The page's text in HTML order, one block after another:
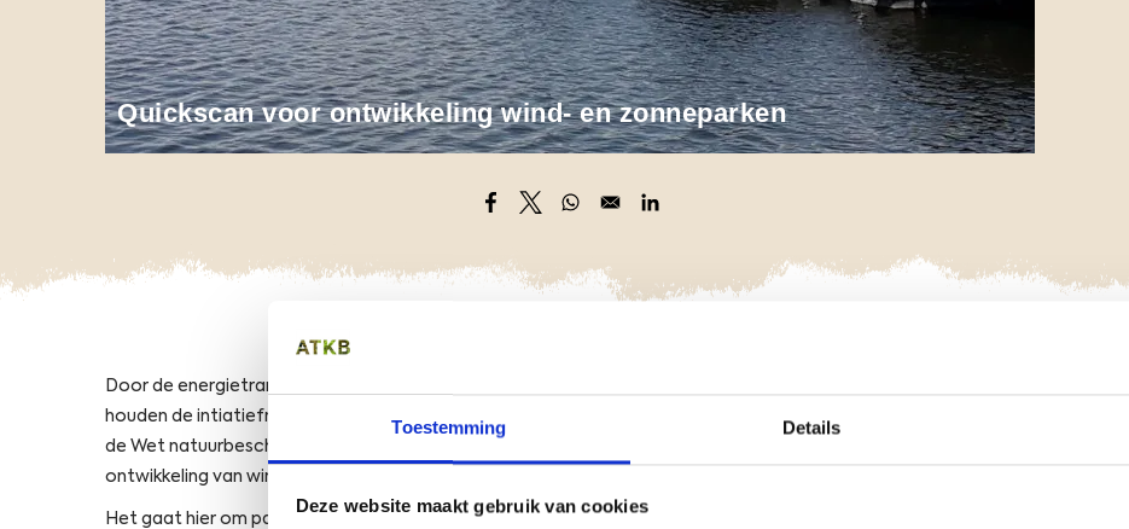
Toestemming Details
Deze website maakt gebruik van cookies
Quickscan voor ontwikkeling wind- en zonneparken
Opens in a new window
Opens in a new window
Opens in a new window
Opens in a new window
Door de energietransitie groeit het aantal wind- en zonneparken. Bij de aanleg van wind- en zonneparken
houden de intiatiefnemers (zoals gemeenten, tussenpartijen, grondeigenaren en projectbureau's) rekening met
de Wet natuurbescherming. Onze ecologen voeren quickscans voor de Wet natuurbescherming uit bij de
ontwikkeling van wind- en zonneparken.
Het gaat hier om parken op het land en parken op het water. Aan de hand van deze quickscans beoordelen wij